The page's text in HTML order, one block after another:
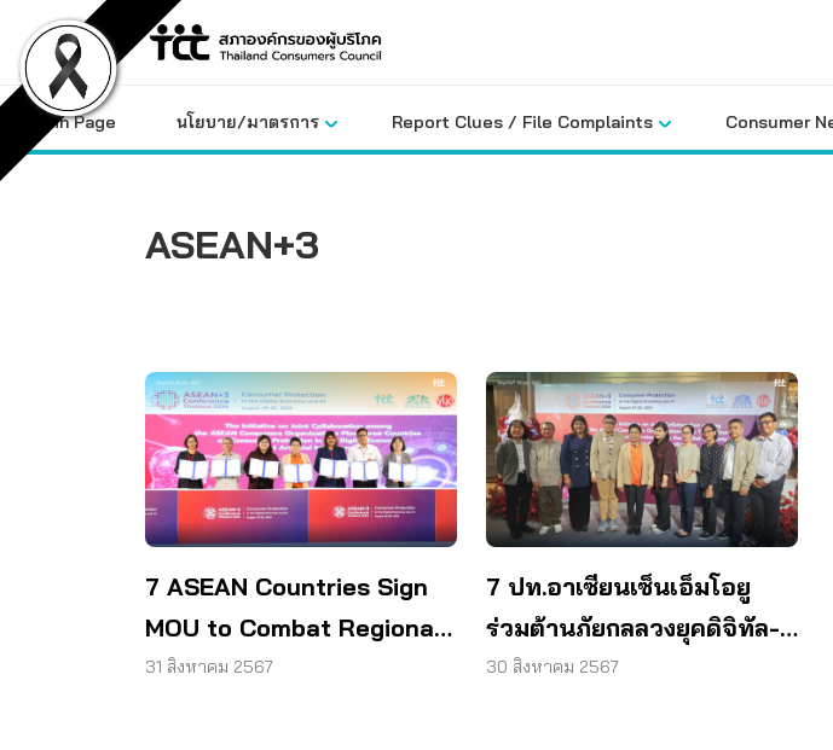
content
Main Page นโยบาย/มาตรการ Report Clues / File Complaints Consumer
ASEAN+3
7 ASEAN Countries Sign
MOU to Combat Regional
Digital and AI Scams
31 สิงหาคม 2567
7 ปท.อาเซียนเซ็นเอ็มโอยู
ร่วมต้านภัยกลลวงยุคดิจิทัล-
เอไอ
30 สิงหาคม 2567